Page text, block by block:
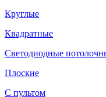
Круглые
Квадратные
Светодиодные
Плоские
С пультом